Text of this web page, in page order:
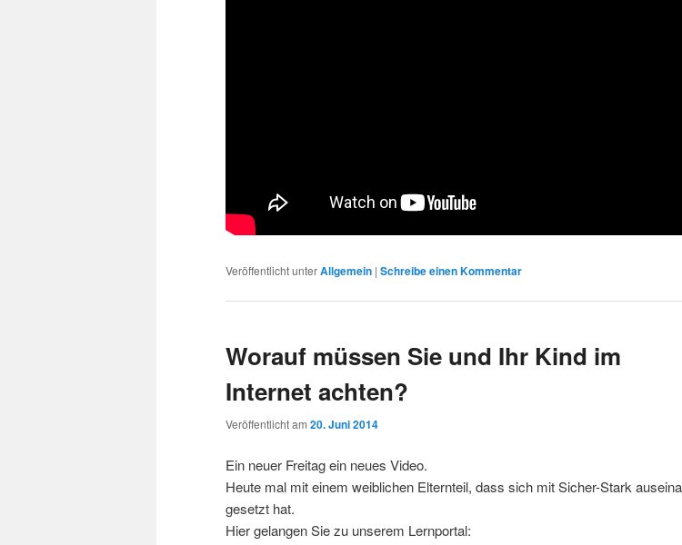
Veröffentlicht unterAllgemein | Schreibe einen Kommentar
Worauf müssen Sie und Ihr Kind im
Internet achten?
Veröffentlicht am 20. Juni 2014
Ein neuer Freitag ein neues Video.
Heute mal mit einem weiblichen Elternteil, dass sich mit Sicher-Stark
gesetzt hat.
Hier gelangen Sie zu unserem Lernportal: